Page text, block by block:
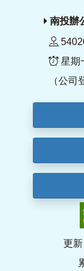
南投辦
星期
（公司
更